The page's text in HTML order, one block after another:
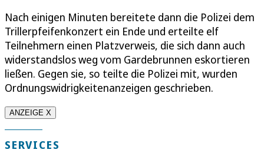
Nach einigen Minuten bereitete dann die Polizei dem
Trillerpfeifenkonzert ein Ende und erteilte elf
Teilnehmern einen Platzverweis, die sich dann auch
widerstandslos weg vom Gardebrunnen eskortieren
ließen. Gegen sie, so teilte die Polizei mit, wurden
Ordnungswidrigkeitenanzeigen geschrieben.
ANZEIGE X
SERVICES